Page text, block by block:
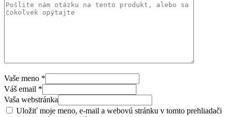
Vaše meno *
Váš email *
Vaša webstránka
Uložiť moje meno, e-mail a webovú stránku v tomto prehliadači